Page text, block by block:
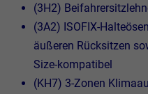
(3H2)
(3A2) ISOFIX-
äußeren Rücksitzen
Size-kompatibel
(KH7) 3-Zonen